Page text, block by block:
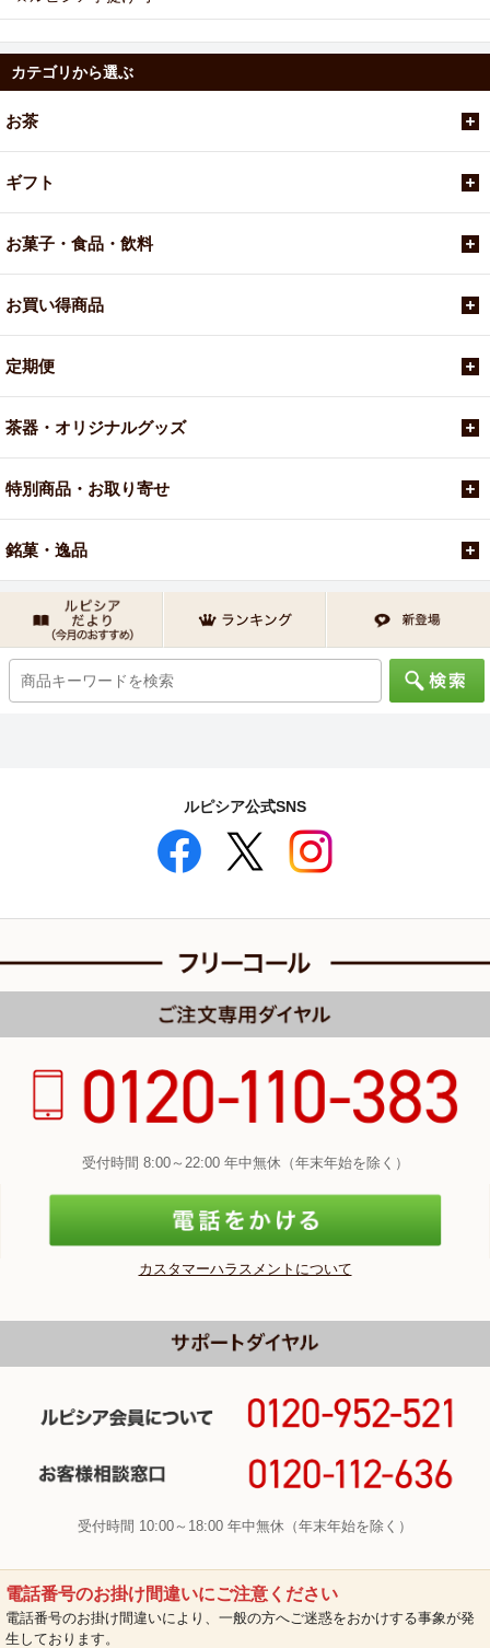
カテゴリから選ぶ
お茶
ギフト
お菓子・食品・飲料
お買い得商品
定期便
茶器・オリジナルグッズ
特別商品・お取り寄せ
銘菓・逸品
ルピシア公式SNS
受付時間 8:00～22:00 年中無休（年末年始を除く）
カスタマーハラスメントについて
受付時間 10:00～18:00 年中無休（年末年始を除く）
電話番号のお掛け間違いにご注意ください
電話番号のお掛け間違いにより、一般の方へご迷惑をおかけする事象が発
生しております。